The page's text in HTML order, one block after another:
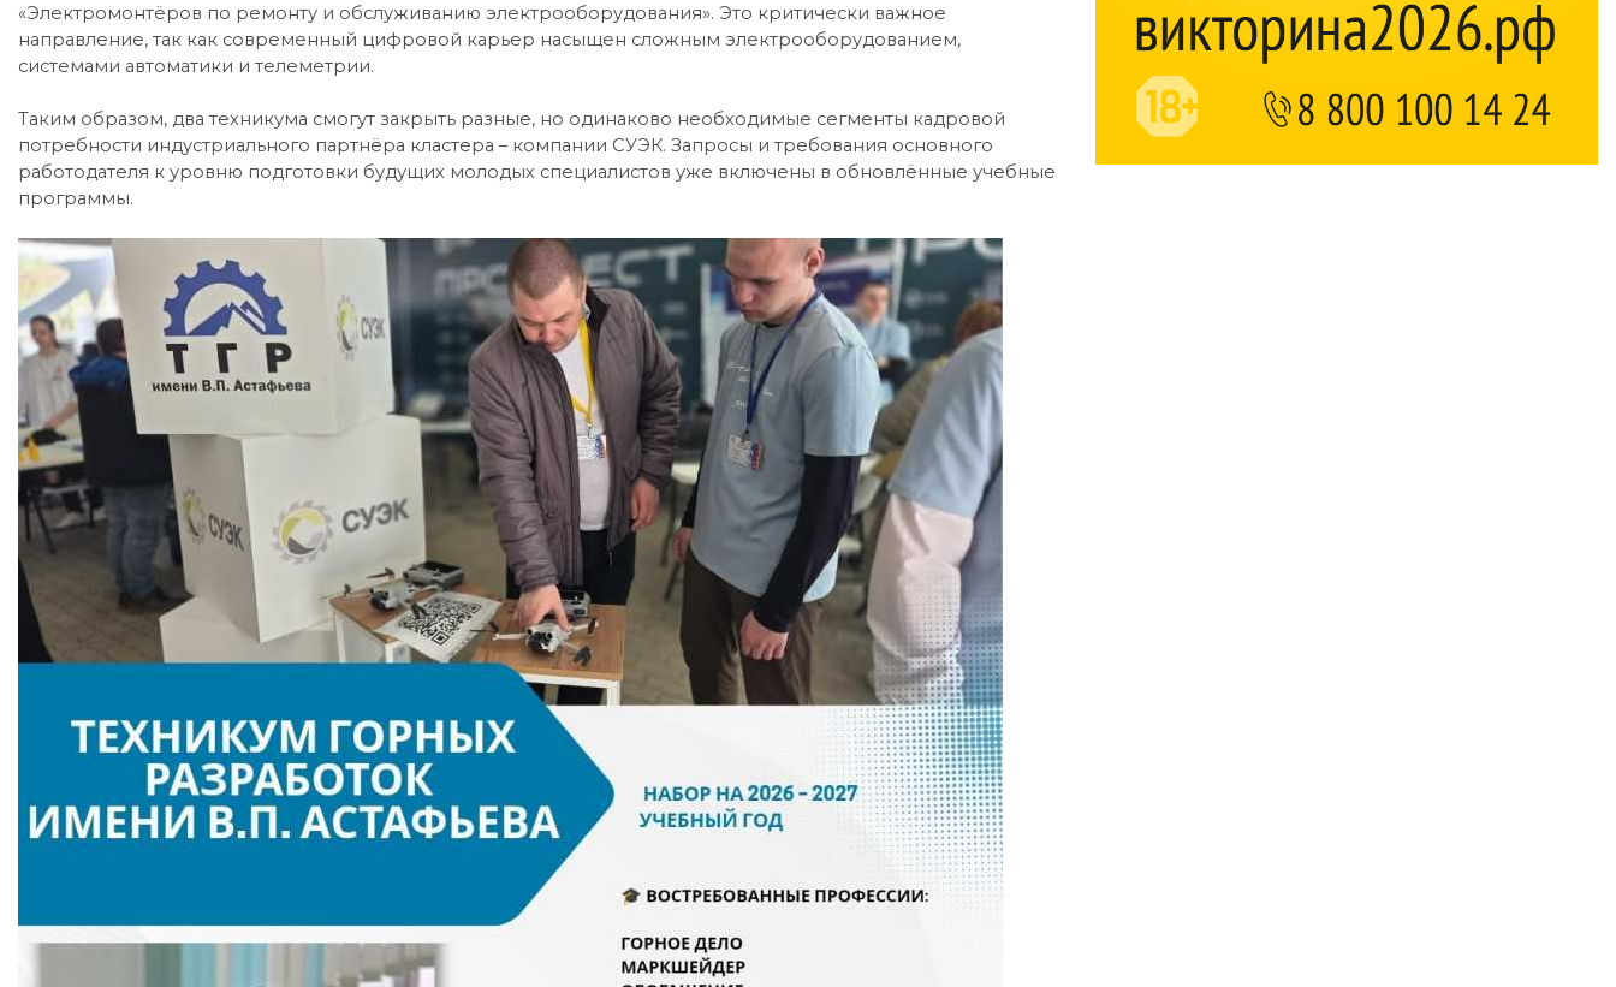
«Электромонтёров по ремонту и обслуживанию электрооборудования». Это критически важное
направление, так как современный цифровой карьер насыщен сложным электрооборудованием,
системами автоматики и телеметрии.
Таким образом, два техникума смогут закрыть разные, но одинаково необходимые сегменты кадровой
потребности индустриального партнёра кластера – компании СУЭК. Запросы и требования основного
работодателя к уровню подготовки будущих молодых специалистов уже включены в обновлённые учебные
программы.